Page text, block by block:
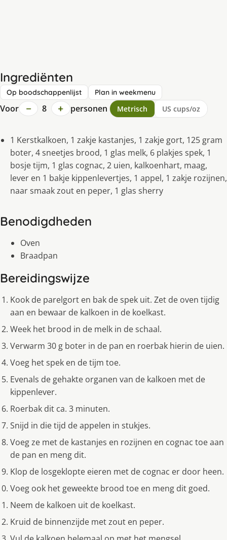
Ingrediënten
Op boodschappenlijst Plan in weekmenu
Voor − 8 + personen Metrisch US cups/oz
1 Kerstkalkoen, 1 zakje kastanjes, 1 zakje gort, 125 gram
boter, 4 sneetjes brood, 1 glas melk, 6 plakjes spek, 1
bosje tijm, 1 glas cognac, 2 uien, kalkoenhart, maag,
lever en 1 bakje kippenlevertjes, 1 appel, 1 zakje rozijnen,
naar smaak zout en peper, 1 glas sherry
Benodigdheden
Oven
Braadpan
Bereidingswijze
Kook de parelgort en bak de spek uit. Zet de oven tijdig
aan en bewaar de kalkoen in de koelkast.
Week het brood in de melk in de schaal.
Verwarm 30 g boter in de pan en roerbak hierin de uien.
Voeg het spek en de tijm toe.
Evenals de gehakte organen van de kalkoen met de
kippenlever.
Roerbak dit ca. 3 minuten.
Snijd in die tijd de appelen in stukjes.
Voeg ze met de kastanjes en rozijnen en cognac toe aan
de pan en meng dit.
Klop de losgeklopte eieren met de cognac er door heen.
Voeg ook het geweekte brood toe en meng dit goed.
Neem de kalkoen uit de koelkast.
Kruid de binnenzijde met zout en peper.